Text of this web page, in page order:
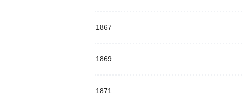
1867
1869
1871